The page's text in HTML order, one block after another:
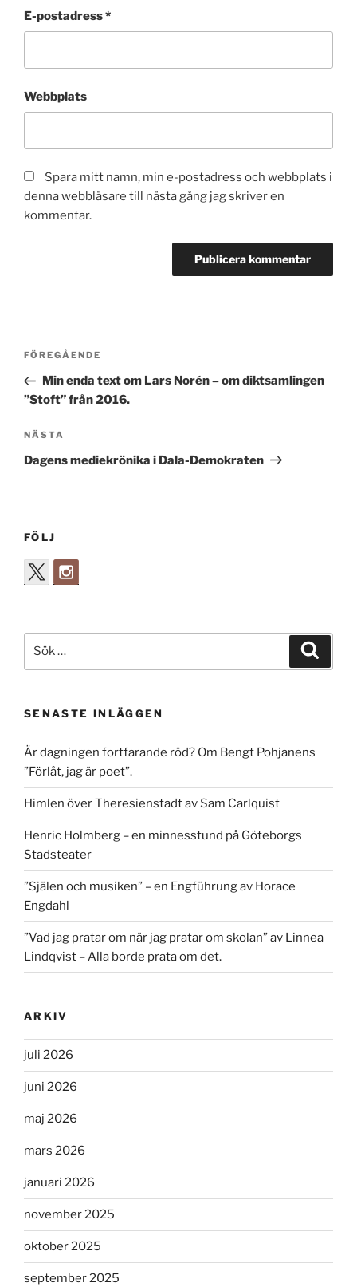
E-postadress*
Webbplats
Spara mitt namn, min e-postadress och webbplats i
denna webbläsare till nästa gång jag skriver en
kommentar.
Inläggsnavigering
Föregående
inlägg
FÖREGÅENDE
Min enda text om Lars Norén – om diktsamlingen
”Stoft” från 2016.
Nästa
inlägg
NÄSTA
Dagens mediekrönika i Dala-Demokraten
FÖLJ
efter:
SENASTE INLÄGGEN
Är dagningen fortfarande röd? Om Bengt Pohjanens
”Förlåt, jag är poet”.
Himlen över Theresienstadt av Sam Carlquist
Henric Holmberg – en minnesstund på Göteborgs
Stadsteater
”Själen och musiken” – en Engführung av Horace
Engdahl
”Vad jag pratar om när jag pratar om skolan” av Linnea
Lindqvist – Alla borde prata om det.
ARKIV
juli 2026
juni 2026
maj 2026
mars 2026
januari 2026
november 2025
oktober 2025
september 2025